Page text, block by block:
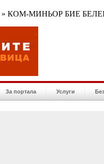
» КОМ-МИНЬОР БИЕ
За портала Услуги